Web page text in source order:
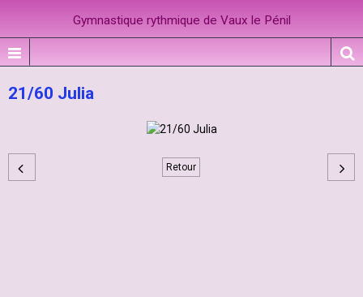
Gymnastique rythmique de Vaux le Pénil
21/60 Julia
Retour